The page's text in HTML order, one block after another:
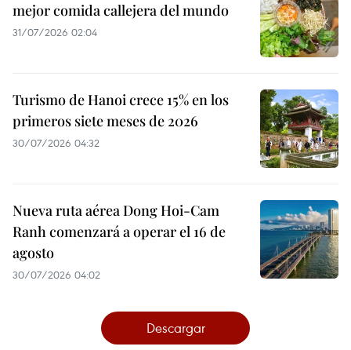
mejor comida callejera del mundo
31/07/2026 02:04
Turismo de Hanoi crece 15% en los
primeros siete meses de 2026
30/07/2026 04:32
Nueva ruta aérea Dong Hoi-Cam
Ranh comenzará a operar el 16 de
agosto
30/07/2026 04:02
Descargar